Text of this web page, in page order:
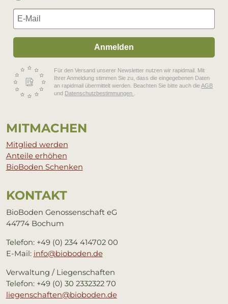
Anmelden
Für den Versand unserer Newsletter nutzen wir rapidmail. Mit
Ihrer Anmeldung stimmen Sie zu, dass die eingegebenen Daten
an rapidmail übermittelt werden. Beachten Sie bitte auch dieAGB
und Datenschutzbestimmungen
MIT­MA­CHEN
Mitglied werden
Anteile erhöhen
BioBoden Schenken
KON­TAKT
BioBoden Genossenschaft eG
44774 Bochum
Telefon: +49 (0) 234 414702 00
E-Mail: info@bioboden.de
Verwaltung / Liegenschaften
Telefon: +49 (0) 30 2332322 70
liegenschaften@bioboden.de